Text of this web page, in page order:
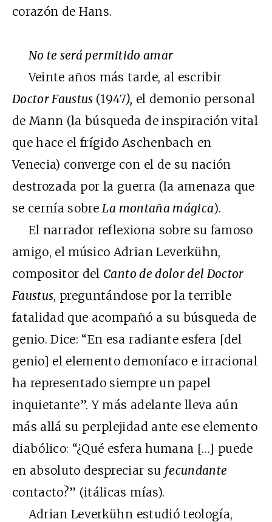
corazón de Hans.
No te será permitido amar
Veinte años más tarde, al escribir
Doctor Faustus (1947), el demonio personal
de Mann (la búsqueda de inspiración vital
que hace el frígido Aschenbach en
Venecia) converge con el de su nación
destrozada por la guerra (la amenaza que
se cernía sobreLa montaña mágica).
El narrador reflexiona sobre su famoso
amigo, el músico Adrian Leverkühn,
compositor del Canto de dolor del Doctor
Faustus, preguntándose por la terrible
fatalidad que acompañó a su búsqueda de
genio. Dice: “En esa radiante esfera [del
genio] el elemento demoníaco e irracional
ha representado siempre un papel
inquietante”. Y más adelante lleva aún
más allá su perplejidad ante ese elemento
diabólico: “¿Qué esfera humana […] puede
en absoluto despreciar su fecundante
contacto?” (itálicas mías).
Adrian Leverkühn estudió teología,